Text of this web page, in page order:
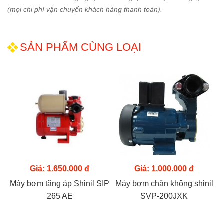
(mọi chi phí vận chuyển khách hàng thanh toán).
SẢN PHẨM CÙNG LOẠI
Giá: 1.650.000 đ
Máy bơm tăng áp Shinil SIP
265 AE
Giá: 1.000.000 đ
Máy bơm chân không shinil
SVP-200JXK